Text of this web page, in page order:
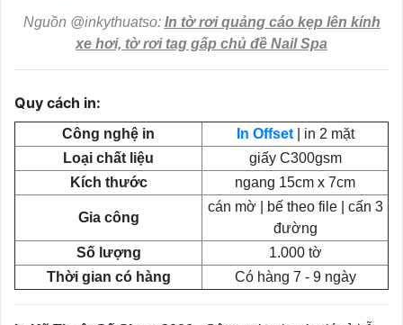
Nguồn @inkythuatso: In tờ rơi quảng cáo kẹp lên kính
xe hơi, tờ rơi tag gấp chủ đề Nail Spa
Quy cách in:
Công nghệ in In Offset| in 2 mặt
Loại chất liệu
giấy C300gsm
Kích thước
ngang 15cm x 7cm
Gia công
cán mờ | bế theo file | cấn 3
đường
Số lượng
1.000 tờ
Thời gian có hàng
Có hàng 7 - 9 ngày